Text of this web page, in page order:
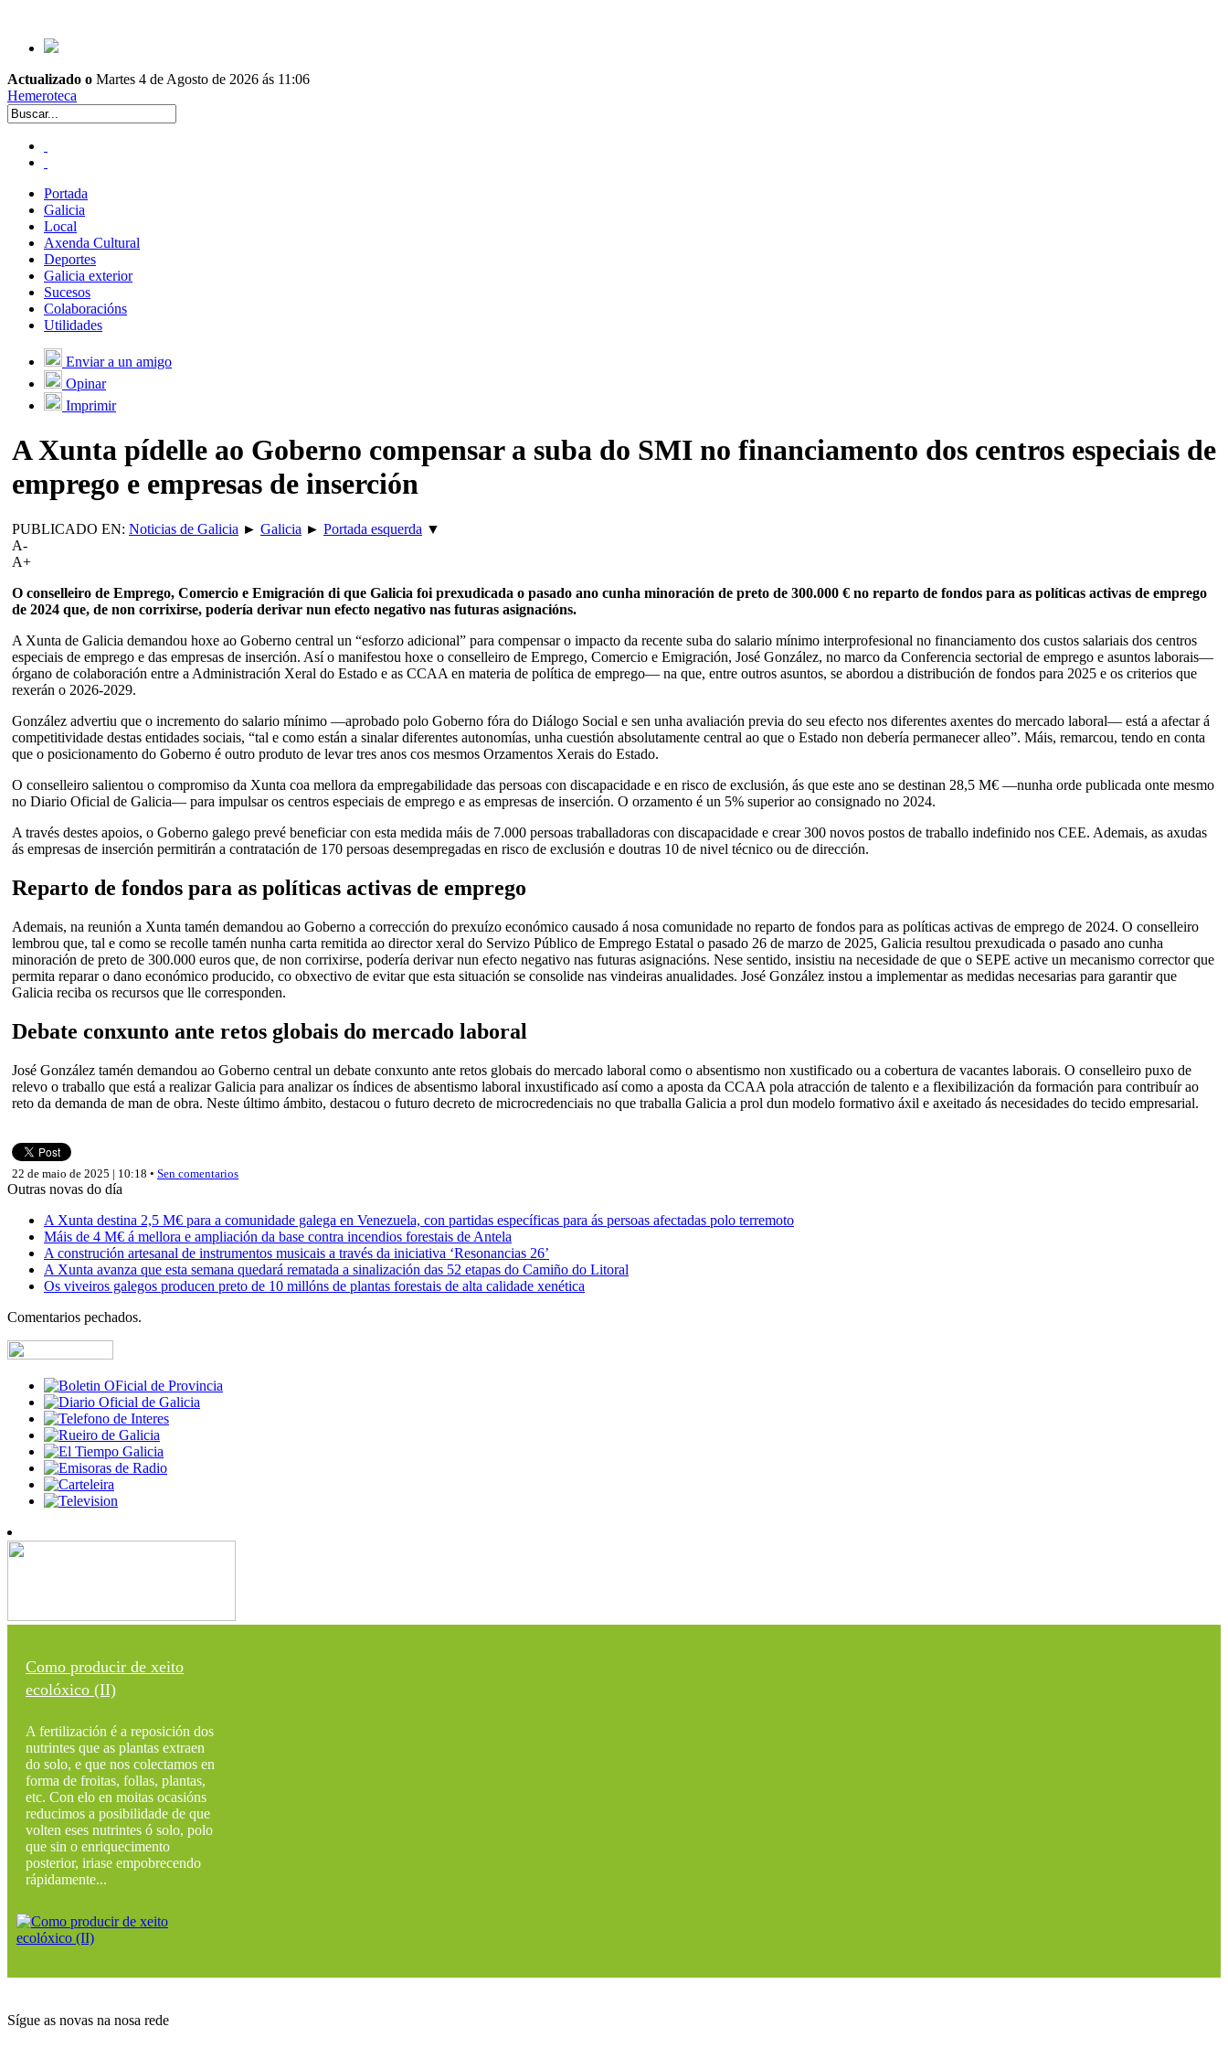
Actualizado o Martes 4 de Agosto de 2026 ás 11:06
Hemeroteca
Portada
Galicia
Local
Axenda Cultural
Deportes
Galicia exterior
Sucesos
Colaboracións
Utilidades
Enviar a un amigo
Opinar
Imprimir
A Xunta pídelle ao Goberno compensar a suba do SMI no financiamento dos centros especiais de
emprego e empresas de inserción
PUBLICADO EN: Noticias de Galicia ► Galicia ► Portada esquerda ▼
A-
A+
O conselleiro de Emprego, Comercio e Emigración di que Galicia foi prexudicada o pasado ano cunha minoración de preto de 300.000 € no reparto de fondos para as políticas activas de emprego
de 2024 que, de non corrixirse, podería derivar nun efecto negativo nas futuras asignacións.
A Xunta de Galicia demandou hoxe ao Goberno central un “esforzo adicional” para compensar o impacto da recente suba do salario mínimo interprofesional no financiamento dos custos salariais dos centros
especiais de emprego e das empresas de inserción. Así o manifestou hoxe o conselleiro de Emprego, Comercio e Emigración, José González, no marco da Conferencia sectorial de emprego e asuntos laborais—
órgano de colaboración entre a Administración Xeral do Estado e as CCAA en materia de política de emprego— na que, entre outros asuntos, se abordou a distribución de fondos para 2025 e os criterios que
rexerán o 2026-2029.
González advertiu que o incremento do salario mínimo —aprobado polo Goberno fóra do Diálogo Social e sen unha avaliación previa do seu efecto nos diferentes axentes do mercado laboral— está a afectar á
competitividade destas entidades sociais, “tal e como están a sinalar diferentes autonomías, unha cuestión absolutamente central ao que o Estado non debería permanecer alleo”. Máis, remarcou, tendo en conta
que o posicionamento do Goberno é outro produto de levar tres anos cos mesmos Orzamentos Xerais do Estado.
O conselleiro salientou o compromiso da Xunta coa mellora da empregabilidade das persoas con discapacidade e en risco de exclusión, ás que este ano se destinan 28,5 M€ —nunha orde publicada onte mesmo
no Diario Oficial de Galicia— para impulsar os centros especiais de emprego e as empresas de inserción. O orzamento é un 5% superior ao consignado no 2024.
A través destes apoios, o Goberno galego prevé beneficiar con esta medida máis de 7.000 persoas traballadoras con discapacidade e crear 300 novos postos de traballo indefinido nos CEE. Ademais, as axudas
ás empresas de inserción permitirán a contratación de 170 persoas desempregadas en risco de exclusión e doutras 10 de nivel técnico ou de dirección.
Reparto de fondos para as políticas activas de emprego
Ademais, na reunión a Xunta tamén demandou ao Goberno a corrección do prexuízo económico causado á nosa comunidade no reparto de fondos para as políticas activas de emprego de 2024. O conselleiro
lembrou que, tal e como se recolle tamén nunha carta remitida ao director xeral do Servizo Público de Emprego Estatal o pasado 26 de marzo de 2025, Galicia resultou prexudicada o pasado ano cunha
minoración de preto de 300.000 euros que, de non corrixirse, podería derivar nun efecto negativo nas futuras asignacións. Nese sentido, insistiu na necesidade de que o SEPE active un mecanismo corrector que
permita reparar o dano económico producido, co obxectivo de evitar que esta situación se consolide nas vindeiras anualidades. José González instou a implementar as medidas necesarias para garantir que
Galicia reciba os recursos que lle corresponden.
Debate conxunto ante retos globais do mercado laboral
José González tamén demandou ao Goberno central un debate conxunto ante retos globais do mercado laboral como o absentismo non xustificado ou a cobertura de vacantes laborais. O conselleiro puxo de
relevo o traballo que está a realizar Galicia para analizar os índices de absentismo laboral inxustificado así como a aposta da CCAA pola atracción de talento e a flexibilización da formación para contribuír ao
reto da demanda de man de obra. Neste último ámbito, destacou o futuro decreto de microcredenciais no que traballa Galicia a prol dun modelo formativo áxil e axeitado ás necesidades do tecido empresarial.
22 de maio de 2025 | 10:18 • Sen comentarios
Outras novas do día
A Xunta destina 2,5 M€ para a comunidade galega en Venezuela, con partidas específicas para ás persoas afectadas polo terremoto
Máis de 4 M€ á mellora e ampliación da base contra incendios forestais de Antela
A construción artesanal de instrumentos musicais a través da iniciativa ‘Resonancias 26’
A Xunta avanza que esta semana quedará rematada a sinalización das 52 etapas do Camiño do Litoral
Os viveiros galegos producen preto de 10 millóns de plantas forestais de alta calidade xenética
Comentarios pechados.
Como producir de xeito
ecolóxico (II)
A fertilización é a reposición dos
nutrintes que as plantas extraen
do solo, e que nos colectamos en
forma de froitas, follas, plantas,
etc. Con elo en moitas ocasións
reducimos a posibilidade de que
volten eses nutrintes ó solo, polo
que sin o enriquecimento
posterior, iriase empobrecendo
rápidamente...
Sígue as novas na nosa rede